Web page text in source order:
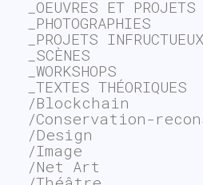
_OEUVRES ET PROJETS
_PHOTOGRAPHIES
_PROJETS INFRUCTUEUX
_SCÈNES
_WORKSHOPS
_TEXTES THÉORIQUES
/Blockchain
/Conservation-
/Design
/Image
/Net Art